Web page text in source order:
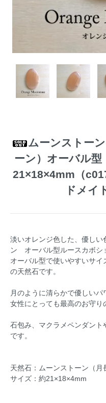
ムーンストー
ーン）オーバル
21×18×4mm（
ドメイ
淡いオレンジ色した、優し
ン オーバル型ルースカボシ
オーバル型で使いやすいサ
の天然石です。
月のように清らかで優しい
女性にとっても最高のお守り
石包み、マクラメペンダン
です。
天然石：ムーンストーン（月
サイズ：約21×18×4mm